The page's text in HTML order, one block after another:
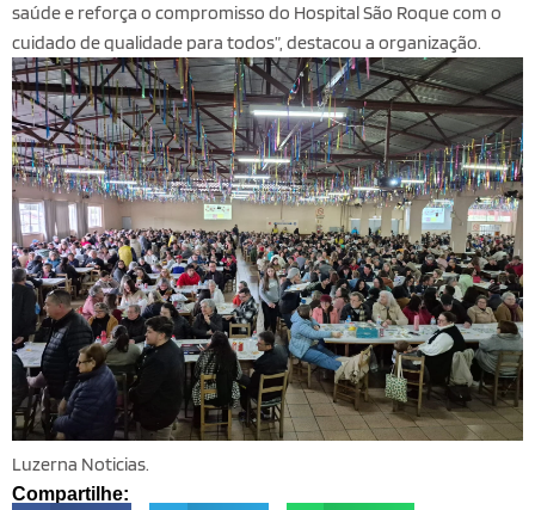
saúde e reforça o compromisso do Hospital São Roque com o
cuidado de qualidade para todos”, destacou a organização.
Luzerna Noticias.
Compartilhe: